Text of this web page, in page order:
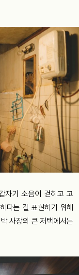
자기 소음이 걷히고 고
다는 걸 표현하기 위해
박 사장의 큰 저택에서는